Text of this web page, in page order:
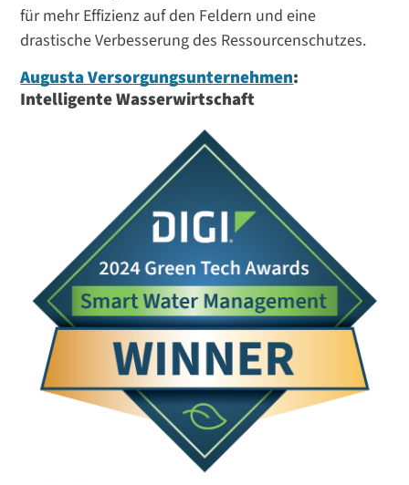
für mehr Effizienz auf den Feldern und eine
drastische Verbesserung des Ressourcenschutzes.
Augusta Versorgungsunternehmen:
Intelligente Wasserwirtschaft